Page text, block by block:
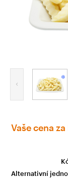
Vaše cena za
Alternativní